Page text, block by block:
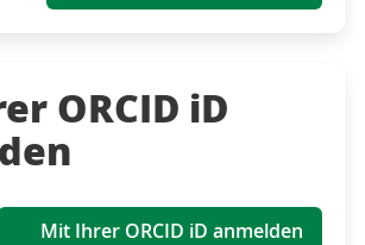
ORCID iD
Mit Ihrer ORCID iD anmelden